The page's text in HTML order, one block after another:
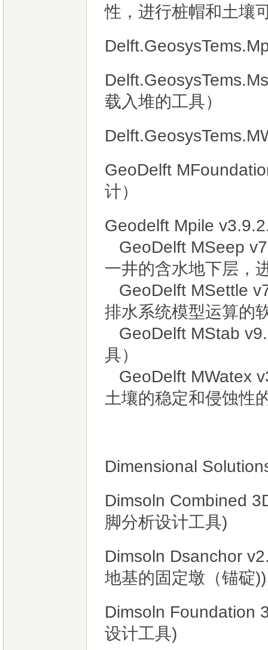
性，进行桩帽和土壤
载入堆的工具）
GeoDelft
计）
Geodelft Mpile
GeoDelft MSeep
一井的含水地下层，
GeoDelft MSettle
排水系统模型运算的
GeoDelft MStab
具）
GeoDelft MWatex
土壤的稳定和侵蚀性
Dimensional
Dimsoln Combined
脚分析设计工具)
Dimsoln Dsanchor
地基的固定墩（锚碇))
Dimsoln Foundation
设计工具)